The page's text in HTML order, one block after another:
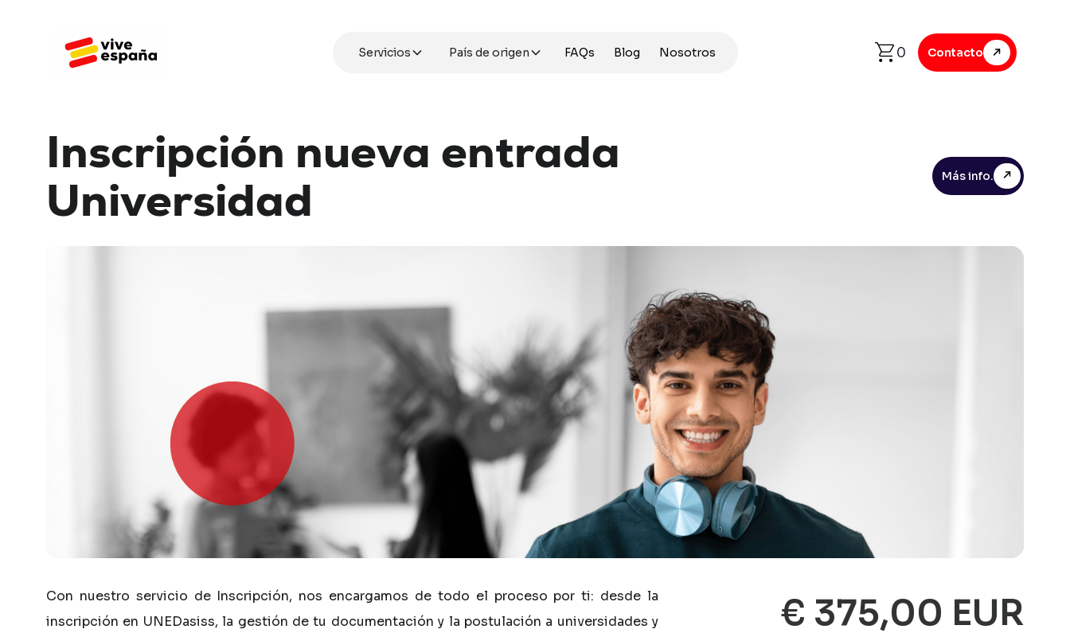
Servicios País de origen FAQs Blog Nosotros 0 Contacto
Inscripción nueva entrada
Universidad
Más info.
Con nuestro servicio de Inscripción, nos encargamos de todo el proceso por ti: desde la
inscripción en UNEDasiss, la gestión de tu documentación y la postulación a universidades y
€ 375,00 EUR